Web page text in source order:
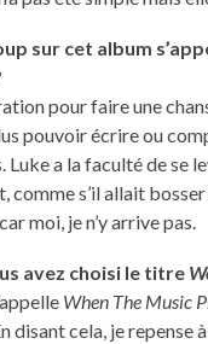
sur cet album
pour faire une
pouvoir écrire ou
a la faculté de se
comme s’il allait
moi, je n’y arrive pas.
avez choisi le titre
When The Music
cela, je repense